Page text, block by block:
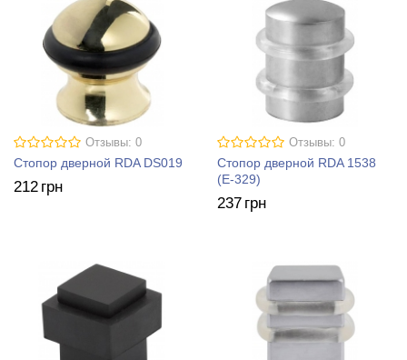
Отзывы: 0
Стопор дверной RDA DS019
212 грн
Отзывы: 0
Стопор дверной RDA 1538
(Е-329)
237 грн